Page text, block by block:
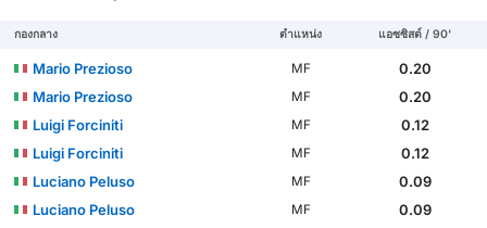
กองกลาง ตำแหน่ง แอซซิสต์ / 90'
Mario Prezioso MF
0.20
Mario Prezioso
MF
0.20
Luigi Forciniti
MF
0.12
Luigi Forciniti
MF
0.12
Luciano Peluso
MF
0.09
Luciano Peluso
MF
0.09